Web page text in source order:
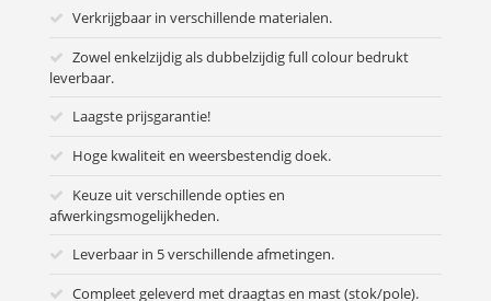
Verkrijgbaar in verschillende materialen.
Zowel enkelzijdig als dubbelzijdig full colour bedrukt
leverbaar.
Laagste prijsgarantie!
Hoge kwaliteit en weersbestendig doek.
Keuze uit verschillende opties en
afwerkingsmogelijkheden.
Leverbaar in 5 verschillende afmetingen.
Compleet geleverd met draagtas en mast (stok/pole).